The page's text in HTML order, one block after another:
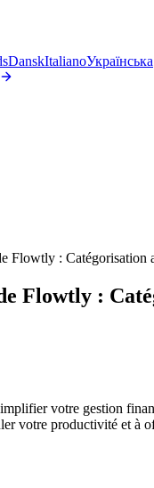
DanskItalianoУкраїнська
: Catégorisation
Flowtly :
votre gestion
votre productivité et à